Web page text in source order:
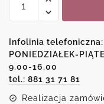
Abstrakcyjny
z
niebieskim
wzorem
Infolinia telefoniczna:
PONIEDZIAŁEK-
9.00-16.00
tel.: 881 31 71 81
Realizacja